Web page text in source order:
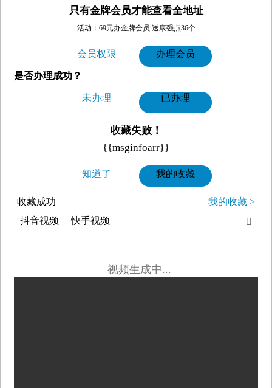
只有金牌会员才能查看全地址
活动：69元办金牌会员 送康强点36个
会员权限 办理会员
是否办理成功？
未办理 已办理
收藏失败！
{{msginfoarr}}
知道了 我的收藏
收藏成功
我的收藏 >
抖音视频
快手视频 
视频生成中...